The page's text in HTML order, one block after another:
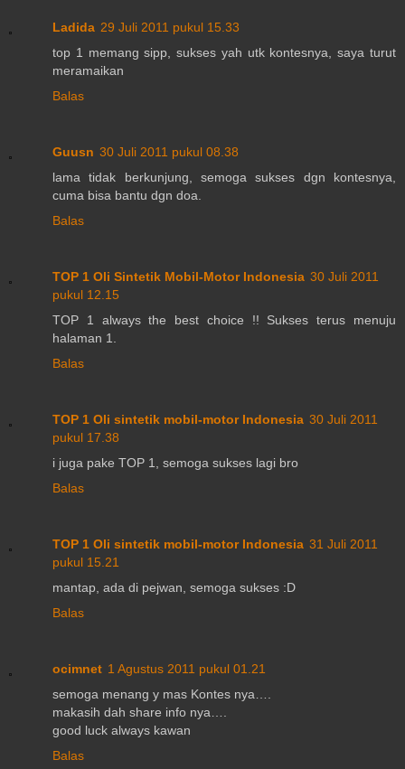
Ladida 29 Juli 2011 pukul 15.33
top 1 memang sipp, sukses yah utk kontesnya, saya turut
meramaikan
Balas
Guusn 30 Juli 2011 pukul 08.38
lama tidak berkunjung, semoga sukses dgn kontesnya,
cuma bisa bantu dgn doa.
Balas
TOP 1 Oli Sintetik Mobil-Motor Indonesia 30 Juli 2011
pukul 12.15
TOP 1 always the best choice !! Sukses terus menuju
halaman 1.
Balas
TOP 1 Oli sintetik mobil-motor Indonesia 30 Juli 2011
pukul 17.38
i juga pake TOP 1, semoga sukses lagi bro
Balas
TOP 1 Oli sintetik mobil-motor Indonesia 31 Juli 2011
pukul 15.21
mantap, ada di pejwan, semoga sukses :D
Balas
ocimnet 1 Agustus 2011 pukul 01.21
semoga menang y mas Kontes nya….
makasih dah share info nya….
good luck always kawan
Balas